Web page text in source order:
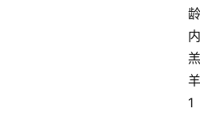
龄
内
羔
羊
1